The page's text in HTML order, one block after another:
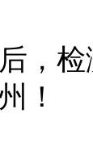
，
！